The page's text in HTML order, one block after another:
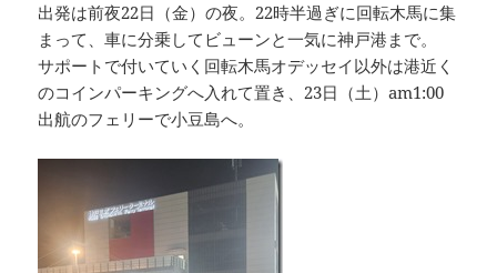
出発は前夜22日（金）の夜。22時半過ぎに回転木馬に集
まって、車に分乗してビューンと一気に神戸港まで。
サポートで付いていく回転木馬オデッセイ以外は港近く
のコインパーキングへ入れて置き、23日（土）am1:00
出航のフェリーで小豆島へ。